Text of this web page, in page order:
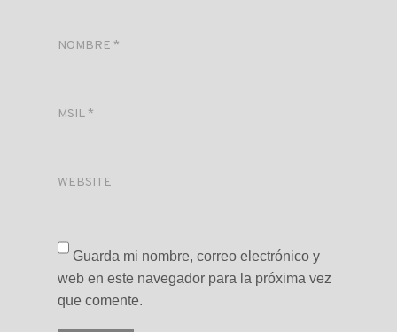
NOMBRE *
MSIL *
WEBSITE
Guarda mi nombre, correo electrónico y
web en este navegador para la próxima vez
que comente.